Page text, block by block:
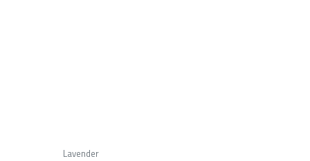
Lavender